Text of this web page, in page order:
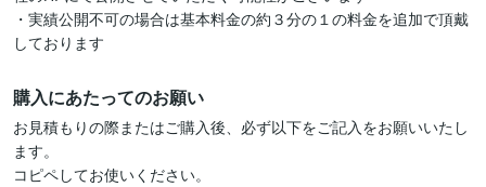
・実績公開不可の場合は基本料金の約３分の１の料金を追加で頂戴
しております
購入にあたってのお願い
お見積もりの際またはご購入後、必ず以下をご記入をお願いいたし
ます。
コピペしてお使いください。